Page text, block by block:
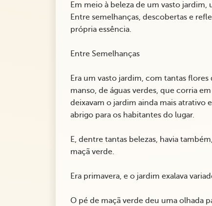
Em meio à beleza de um vasto
Entre semelhanças, descobertas e
própria essência.
Entre Semelhanças
Era um vasto jardim, com tantas
manso, de águas verdes, que corria
deixavam o jardim ainda mais atrativo
abrigo para os habitantes do lugar.
E, dentre tantas belezas, havia
maçã verde.
Era primavera, e o jardim exalava
O pé de maçã verde deu uma olhada